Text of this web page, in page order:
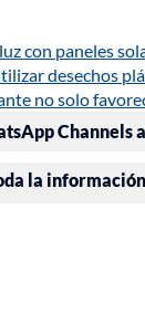
con paneles
desechos
no solo
Channels
la